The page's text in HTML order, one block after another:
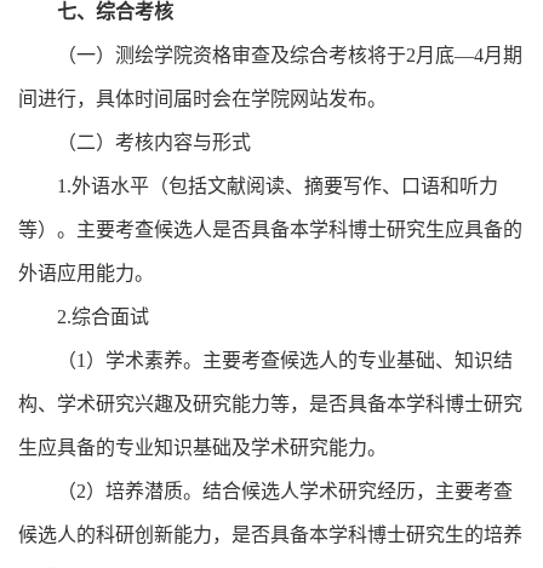
七、综合考核
（一）测绘学院资格审查及综合考核将于2月底—4月期
间进行，具体时间届时会在学院网站发布。
（二）考核内容与形式
1.外语水平（包括文献阅读、摘要写作、口语和听力
等）。主要考查候选人是否具备本学科博士研究生应具备的
外语应用能力。
2.综合面试
（1 ）学术素养。主要考查候选人的专业基础、知识结
构、学术研究兴趣及研究能力等，是否具备本学科博士研究
生应具备的专业知识基础及学术研究能力。
（2）培养潜质。结合候选人学术研究经历，主要考查
候选人的科研创新能力，是否具备本学科博士研究生的培养